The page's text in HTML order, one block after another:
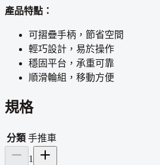
產品特點：
可摺疊手柄，節省空間
輕巧設計，易於操作
穩固平台，承重可靠
順滑輪組，移動方便
規格
分類 手推車
1